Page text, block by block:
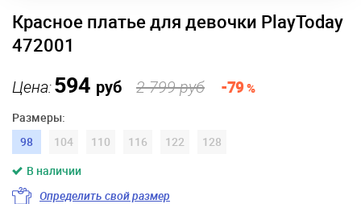
Красное платье для девочки PlayToday
472001
Цена:594 руб 2 799 руб -79%
Размеры:
98
104 110 116 122
128
В наличии
Определить свой размер